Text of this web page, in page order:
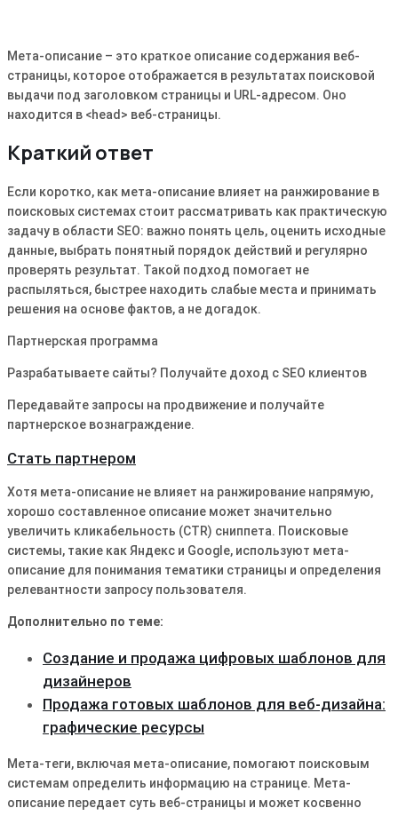
Мета-описание – это краткое описание содержания веб-
страницы, которое отображается в результатах поисковой
выдачи под заголовком страницы и URL-адресом․ Оно
находится в <head> веб-страницы․
Краткий ответ
Если коротко, как мета-описание влияет на ранжирование в
поисковых системах стоит рассматривать как практическую
задачу в области SEO: важно понять цель, оценить исходные
данные, выбрать понятный порядок действий и регулярно
проверять результат. Такой подход помогает не
распыляться, быстрее находить слабые места и принимать
решения на основе фактов, а не догадок.
Партнерская программа
Разрабатываете сайты? Получайте доход с SEO клиентов
Передавайте запросы на продвижение и получайте
партнерское вознаграждение.
Стать партнером
Хотя мета-описание не влияет на ранжирование напрямую,
хорошо составленное описание может значительно
увеличить кликабельность (CTR) сниппета․ Поисковые
системы, такие как Яндекс и Google, используют мета-
описание для понимания тематики страницы и определения
релевантности запросу пользователя․
Дополнительно по теме:
Создание и продажа цифровых шаблонов для
дизайнеров
Продажа готовых шаблонов для веб-дизайна:
графические ресурсы
Мета-теги, включая мета-описание, помогают поисковым
системам определить информацию на странице․ Мета-
описание передает суть веб-страницы и может косвенно